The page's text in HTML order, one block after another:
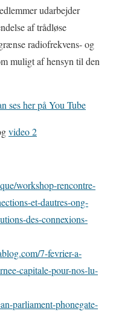
udarbejder
af trådløse
radiofrekvens- og
muligt af hensyn til den
ses her på You Tube
video 2
workshop-rencontre-
et-dautres-ong-
des-connexions-
7-fevrier-a-
capitale-pour-nos-lu-
parliament-phonegate-